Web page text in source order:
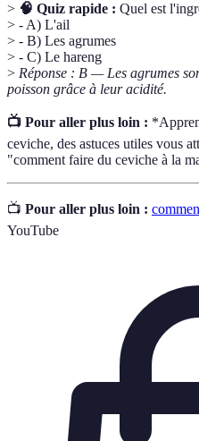
> 🧠 Quiz rapide : Quel est
> - A) L'ail
> - B) Les agrumes
> - C) Le hareng
> Réponse : B — Les agrumes
poisson grâce à leur acidité.
📺 Pour aller plus loin :
ceviche, des astuces utiles vous
"comment faire du ceviche à la
📺 Pour aller plus loin :
YouTube